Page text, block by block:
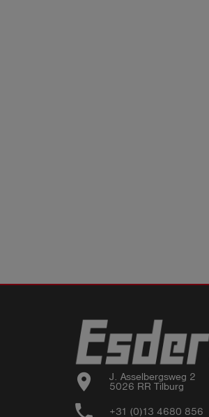
location_on
J. Asselbergsweg 2
5026 RR Tilburg
phone +31 (0)13 4680 856